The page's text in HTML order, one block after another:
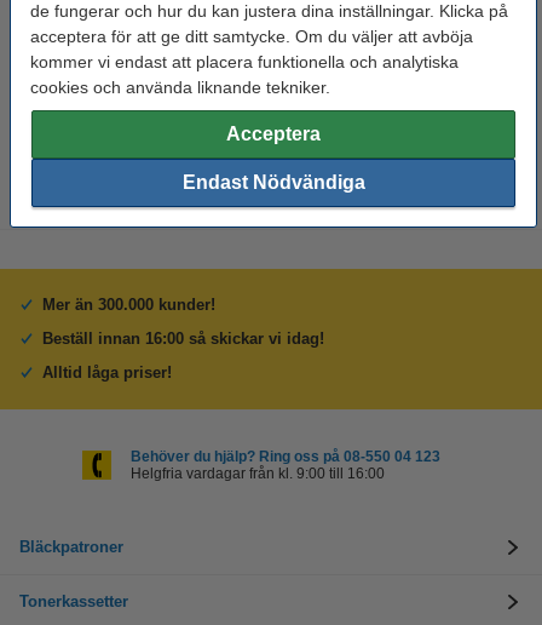
de fungerar och hur du kan justera dina inställningar. Klicka på
acceptera för att ge ditt samtycke. Om du väljer att avböja
kommer vi endast att placera funktionella och analytiska
cookies och använda liknande tekniker.
Acceptera
Endast Nödvändiga
Bläckpenna | 123ink | gul | 10st
40 kr
Kulspetspenna | Pentel Energel BL107 | blå
Mer än 300.000 kunder!
Beställ innan 16:00 så skickar vi idag!
Alltid låga priser!
Behöver du hjälp? Ring oss på 08-550 04 123
Helgfria vardagar från kl. 9:00 till 16:00
Bläckpatroner
Tonerkassetter